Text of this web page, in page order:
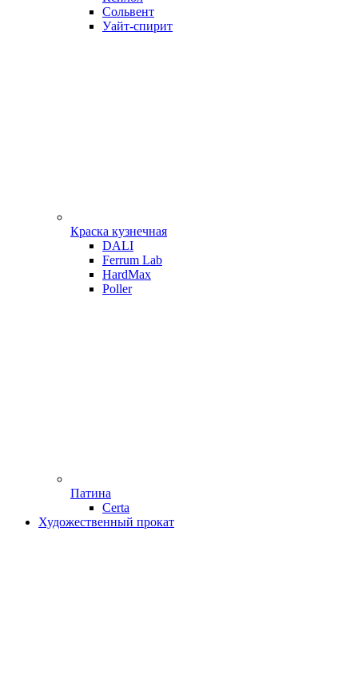
Сольвент
Уайт-спирит
Краска кузнечная
DALI
Ferrum Lab
HardMax
Poller
Патина
Certa
Художественный прокат